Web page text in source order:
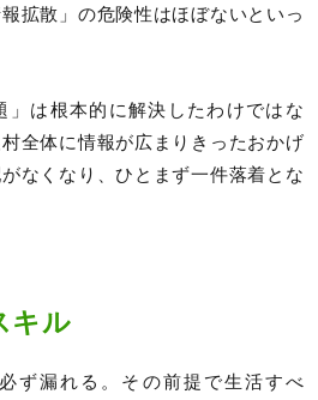
拡散」の危険性はほぼないといっ
」は根本的に解決したわけではな
全体に情報が広まりきったおかげ
なくなり、ひとまず一件落着とな
キル
ず漏れる。その前提で生活すべ